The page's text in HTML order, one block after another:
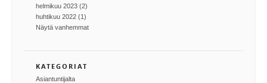
helmikuu 2023 (2)
huhtikuu 2022 (1)
Näytä vanhemmat
KATEGORIAT
Asiantuntijalta